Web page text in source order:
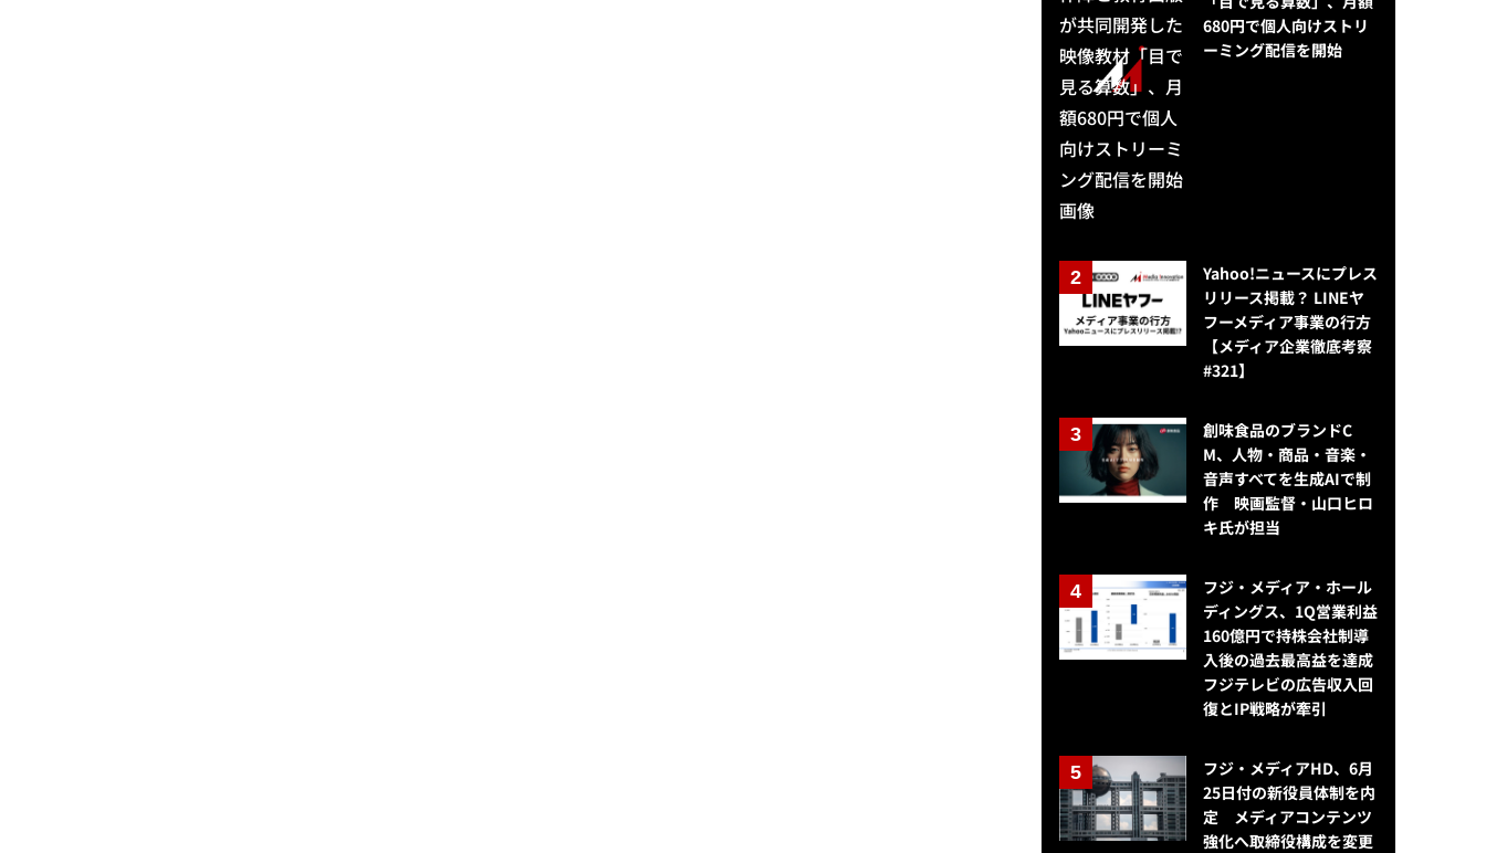
680円で個人向けストリ
ーミング配信を開始
Yahoo!ニュースにプレス
リリース掲載？ LINEヤ
フーメディア事業の行方
【メディア企業徹底考察
#321】
創味食品のブランドC
M、人物・商品・音楽・
音声すべてを生成AIで制
作 映画監督・山口ヒロ
キ氏が担当
フジ・メディア・ホール
ディングス、1Q営業利益
160億円で持株会社制導
入後の過去最高益を達成
フジテレビの広告収入回
復とIP戦略が牽引
フジ・メディアHD、6月
25日付の新役員体制を内
定 メディアコンテンツ
強化へ取締役構成を変更